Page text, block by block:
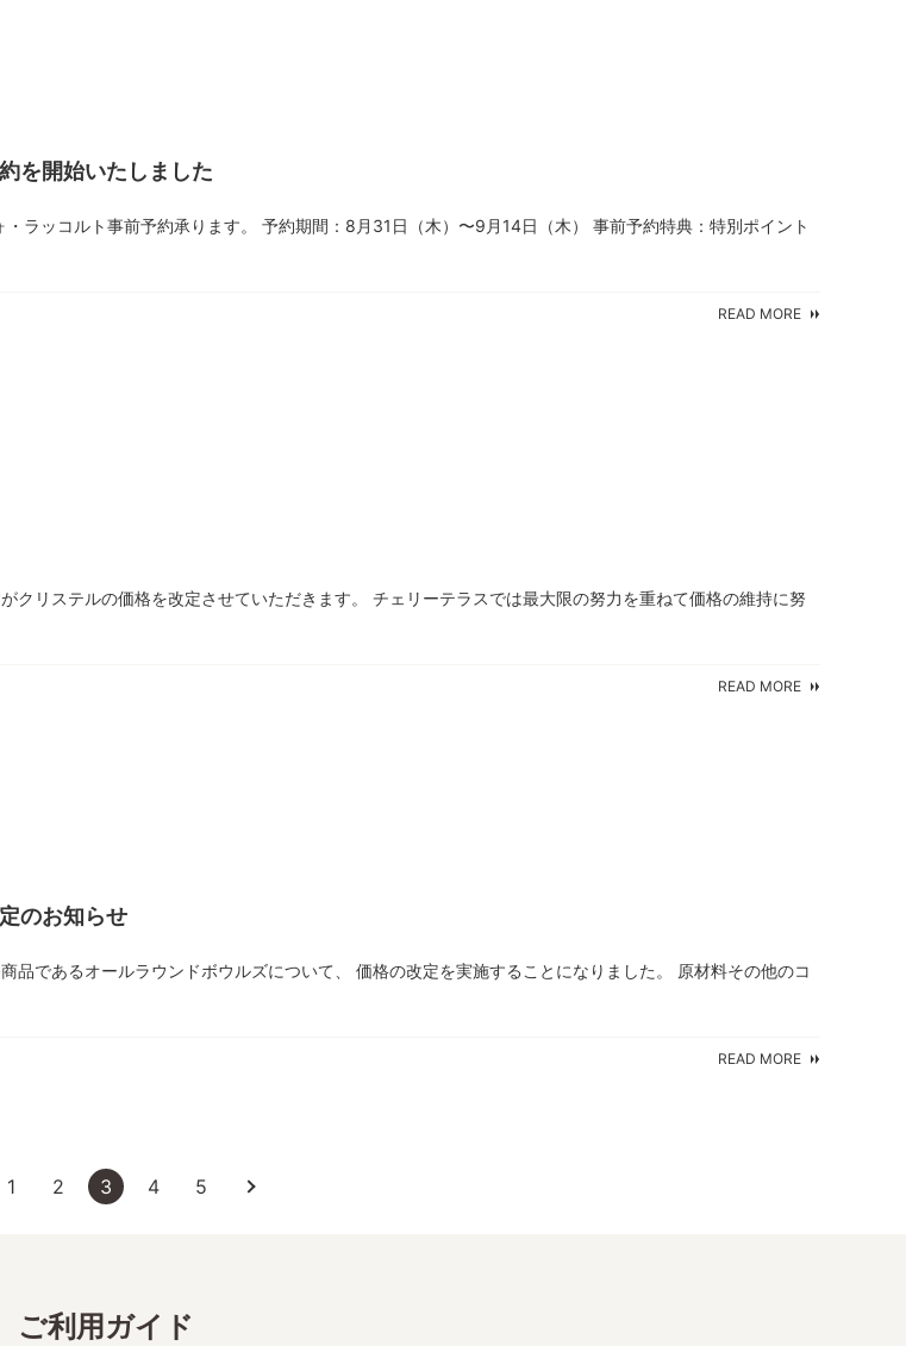
を開始いたしました
ラッコルト事前予約承ります。 予約期間：8月31日（木）〜9月14日（木） 事前予約特典：特別ポイント
READ MORE
クリステルの価格を改定させていただきます。 チェリーテラスでは最大限の努力を重ねて価格の維持に努
READ MORE
のお知らせ
品であるオールラウンドボウルズについて、 価格の改定を実施することになりました。 原材料その他のコ
READ MORE
1 2 3 4 5
ご利用ガイド